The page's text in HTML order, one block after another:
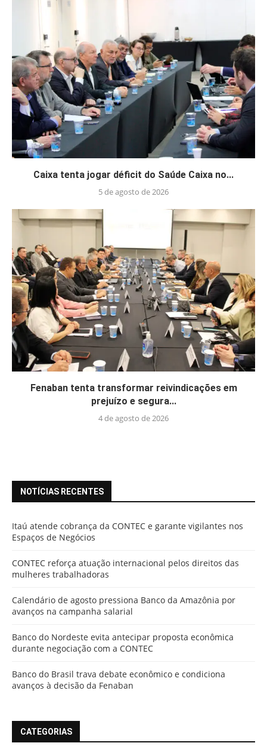
Caixa tenta jogar déficit do Saúde Caixa no...
5 de agosto de 2026
Fenaban tenta transformar reivindicações em
prejuízo e segura...
4 de agosto de 2026
NOTÍCIAS RECENTES
Itaú atende cobrança da CONTEC e garante vigilantes nos
Espaços de Negócios
CONTEC reforça atuação internacional pelos direitos das
mulheres trabalhadoras
Calendário de agosto pressiona Banco da Amazônia por
avanços na campanha salarial
Banco do Nordeste evita antecipar proposta econômica
durante negociação com a CONTEC
Banco do Brasil trava debate econômico e condiciona
avanços à decisão da Fenaban
CATEGORIAS